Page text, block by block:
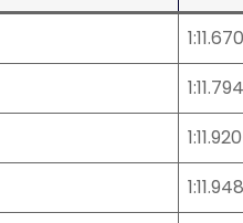
1:11.670
1:11.794
1:11.920
1:11.948